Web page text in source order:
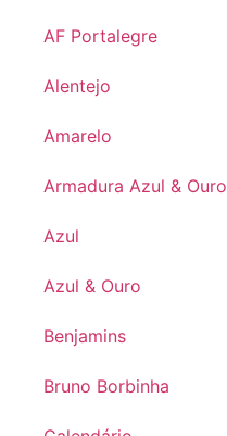
AF Portalegre
Alentejo
Amarelo
Armadura Azul & Ouro
Azul
Azul & Ouro
Benjamins
Bruno Borbinha